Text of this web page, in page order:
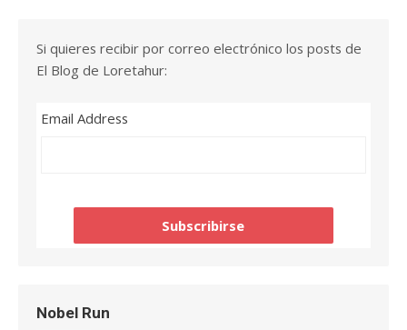
Si quieres recibir por correo electrónico los posts de
El Blog de Loretahur:
Email Address
Nobel Run